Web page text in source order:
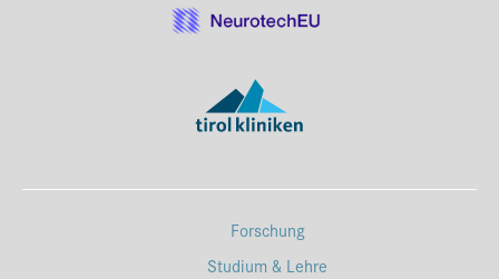
Forschung
Studium & Lehre